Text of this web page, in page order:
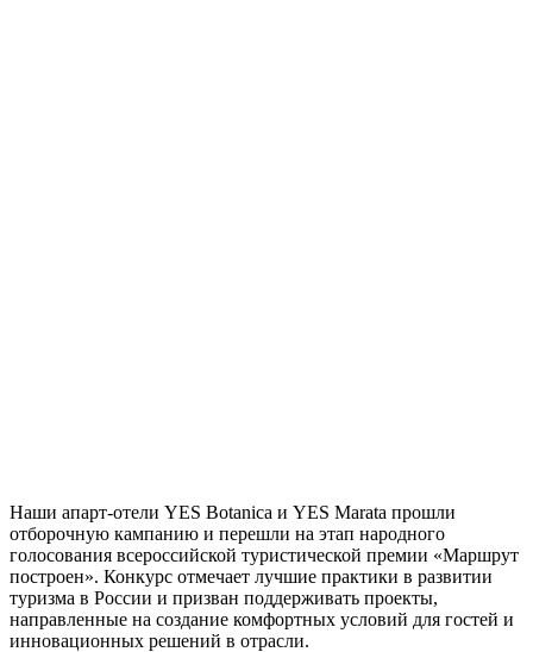
Наши апарт-отели YES Botanica и YES Marata прошли
отборочную кампанию и перешли на этап народного
голосования всероссийской туристической премии «Маршрут
построен». Конкурс отмечает лучшие практики в развитии
туризма в России и призван поддерживать проекты,
направленные на создание комфортных условий для гостей и
инновационных решений в отрасли.